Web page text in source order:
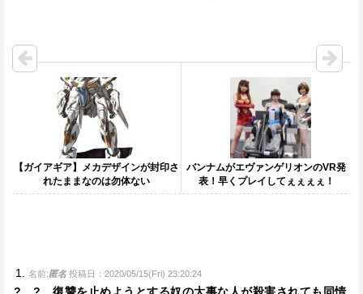
【ガイアギア】メカデザインが封印さ
れたままなのは勿体ない
バンナムがエヴァンゲリオンのVR発
表！早くプレイしてぇぇぇぇ！
名前:匿名 投稿日：2020/05/15(Fri) 23:20:24